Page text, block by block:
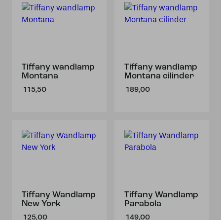
Tiffany wandlamp
Montana
115,50
Tiffany wandlamp
Montana cilinder
189,00
Tiffany Wandlamp
New York
125,00
Tiffany Wandlamp
Parabola
149,00